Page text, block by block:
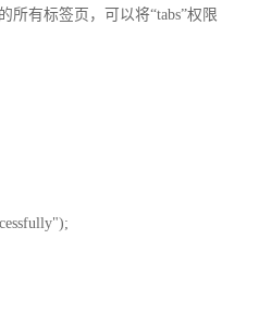
所有标签页，可以将“tabs”权限